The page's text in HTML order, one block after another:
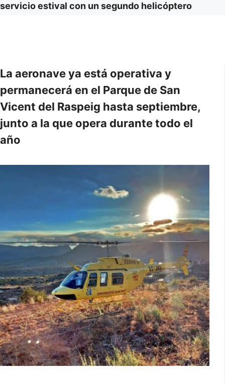
servicio estival con un segundo helicóptero
La aeronave ya está operativa y
permanecerá en el Parque de San
Vicent del Raspeig hasta septiembre,
junto a la que opera durante todo el
año